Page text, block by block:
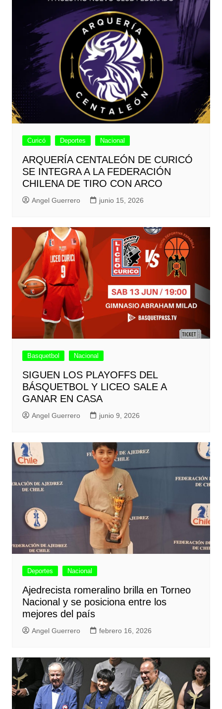
Curicó Deportes Nacional
ARQUERÍA CENTALEÓN DE CURICÓ
SE INTEGRA A LA FEDERACIÓN
CHILENA DE TIRO CON ARCO
Angel Guerrero junio 15, 2026
Basquetbol Nacional
SIGUEN LOS PLAYOFFS DEL
BÁSQUETBOL Y LICEO SALE A
GANAR EN CASA
Angel Guerrero junio 9, 2026
Deportes Nacional
Ajedrecista romeralino brilla en Torneo
Nacional y se posiciona entre los
mejores del país
Angel Guerrero febrero 16, 2026